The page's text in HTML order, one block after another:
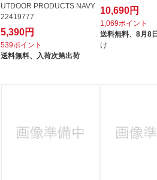
UTDOOR PRODUCTS NAVY
22419777
5,390円
539ポイント
送料無料、
入荷次第出荷
10,690円
1,069ポイント
送料無料、8月8
け